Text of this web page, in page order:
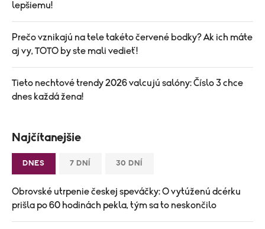
lepšiemu!
Prečo vznikajú na tele takéto červené bodky? Ak ich máte
aj vy, TOTO by ste mali vedieť!
Tieto nechtové trendy 2026 valcujú salóny: Číslo 3 chce
dnes každá žena!
Najčítanejšie
DNES 7 DNÍ 30 DNÍ
Obrovské utrpenie českej speváčky: O vytúženú dcérku
prišla po 60 hodinách pekla, tým sa to neskončilo